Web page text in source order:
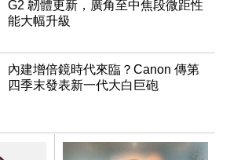
G2 韌體更新，廣角至中焦段微距性
能大幅升級
內建增倍鏡時代來臨？Canon 傳第
四季末發表新一代大白巨砲